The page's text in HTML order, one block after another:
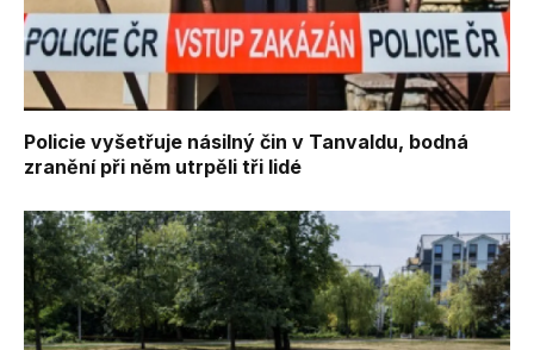
Policie vyšetřuje násilný čin v Tanvaldu, bodná
zranění při něm utrpěli tři lidé